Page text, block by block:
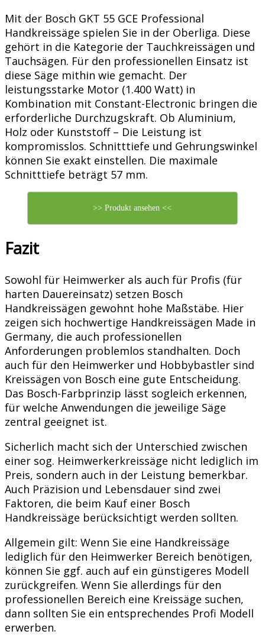
Mit der Bosch GKT 55 GCE Professional
Handkreissäge spielen Sie in der Oberliga. Diese
gehört in die Kategorie der Tauchkreissägen und
Tauchsägen. Für den professionellen Einsatz ist
diese Säge mithin wie gemacht. Der
leistungsstarke Motor (1.400 Watt) in
Kombination mit Constant-Electronic bringen die
erforderliche Durchzugskraft. Ob Aluminium,
Holz oder Kunststoff – Die Leistung ist
kompromisslos. Schnitttiefe und Gehrungswinkel
können Sie exakt einstellen. Die maximale
Schnitttiefe beträgt 57 mm.
>> Produkt ansehen <<
Fazit
Sowohl für Heimwerker als auch für Profis (für
harten Dauereinsatz) setzen Bosch
Handkreissägen gewohnt hohe Maßstäbe. Hier
zeigen sich hochwertige Handkreissägen Made in
Germany, die auch professionellen
Anforderungen problemlos standhalten. Doch
auch für den Heimwerker und Hobbybastler sind
Kreissägen von Bosch eine gute Entscheidung.
Das Bosch-Farbprinzip lässt sogleich erkennen,
für welche Anwendungen die jeweilige Säge
zentral geeignet ist.
Sicherlich macht sich der Unterschied zwischen
einer sog. Heimwerkerkreissäge nicht lediglich im
Preis, sondern auch in der Leistung bemerkbar.
Auch Präzision und Lebensdauer sind zwei
Faktoren, die beim Kauf einer Bosch
Handkreissäge berücksichtigt werden sollten.
Allgemein gilt: Wenn Sie eine Handkreissäge
lediglich für den Heimwerker Bereich benötigen,
können Sie ggf. auch auf ein günstigeres Modell
zurückgreifen. Wenn Sie allerdings für den
professionellen Bereich eine Kreissäge suchen,
dann sollten Sie ein entsprechendes Profi Modell
erwerben.